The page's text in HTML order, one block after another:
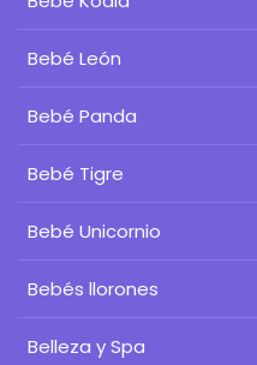
Bebé León
Bebé Panda
Bebé Tigre
Bebé Unicornio
Bebés llorones
Belleza y Spa